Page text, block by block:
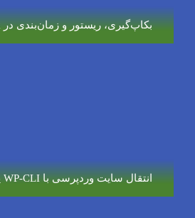
بکاپ‌گیری، ریستور و زمان‌بندی در Plesk
انتقال سایت وردپرسی با WP-CLI یا SSH